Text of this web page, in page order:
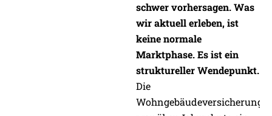
schwer vorhersagen. Was
wir aktuell erleben, ist
keine normale
Marktphase. Es ist ein
struktureller Wendepunkt.
Die
Wohngebäudeversicherung